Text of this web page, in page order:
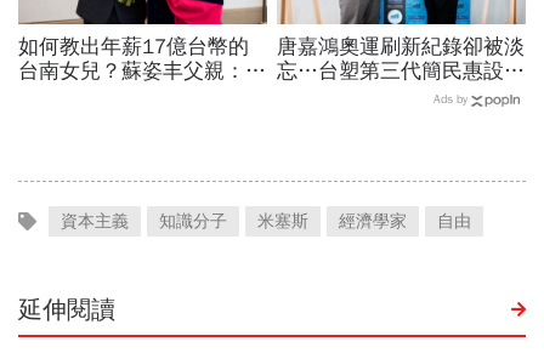
如何教出年薪17億台幣的
台南女兒？蘇姿丰父親：她
唐嘉鴻奧運刷新紀錄卻被淡
忘…台塑第三代簡民惠設台
灣首座「創紀錄獎」：不是
Ads by
資本主義 知識分子 米塞斯 經濟學家 自由
延伸閱讀